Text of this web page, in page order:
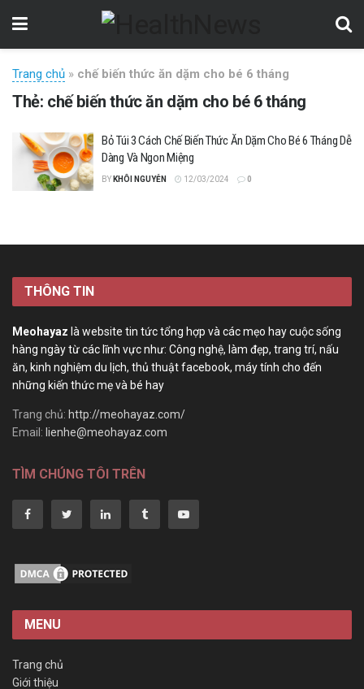
Trang chủ » chế biến thức ăn dặm cho bé 6 tháng
Thẻ: chế biến thức ăn dặm cho bé 6 tháng
Bỏ Túi 3 Cách Chế Biến Thức Ăn Dặm Cho Bé 6 Tháng Dễ
Dàng Và Ngon Miệng
BY KHÔI NGUYỄN 12/03/2024 0
THÔNG TIN
Meohayaz là website tin tức tổng hợp và các mẹo hay cuộc sống
hàng ngày từ các lĩnh vực như: Công nghệ, làm đẹp, trang trí, nấu
ăn, kinh nghiệm du lịch, thủ thuật facebook, máy tính cho đến
những kiến thức mẹ và bé hay
Trang chủ: http://meohayaz.com/
Email: lienhe@meohayaz.com
TÌM CHÚNG TÔI TRÊN
MENU
Trang chủ
Giới thiệu